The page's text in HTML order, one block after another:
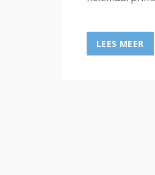
LEES MEER